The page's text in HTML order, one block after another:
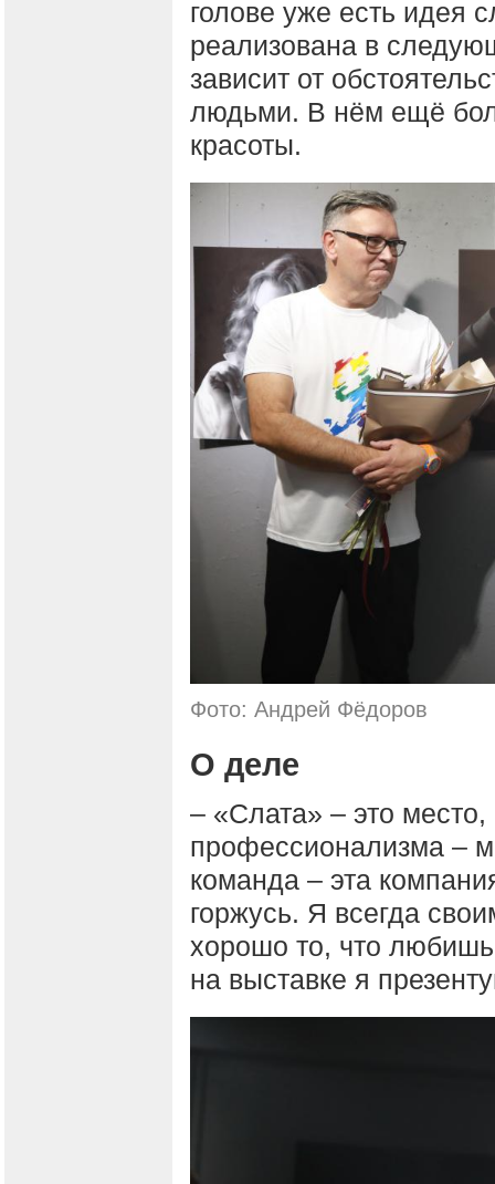
голове уже есть идея
реализована в
зависит от
людьми. В нём ещё
красоты.
Фото: Андрей Фёдоров
О деле
– «Слата» – это
профессионализма –
команда – эта
горжусь. Я всегда
хорошо то, что
на выставке я